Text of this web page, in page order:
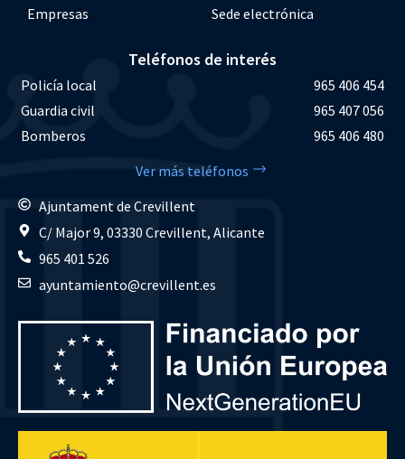
Empresas
Sede electrónica
Teléfonos de interés
Policía local
965 406 454
Guardia civil
965 407 056
Bomberos
965 406 480
Ver más teléfonos
Ajuntament de Crevillent
C/ Major 9, 03330 Crevillent, Alicante
965 401 526
ayuntamiento@crevillent.es